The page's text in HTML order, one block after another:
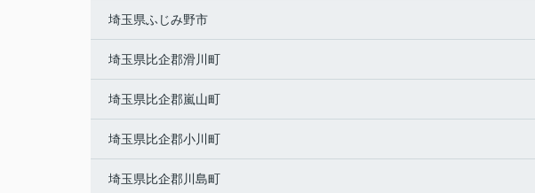
埼玉県ふじみ野市
埼玉県比企郡滑川町
埼玉県比企郡嵐山町
埼玉県比企郡小川町
埼玉県比企郡川島町